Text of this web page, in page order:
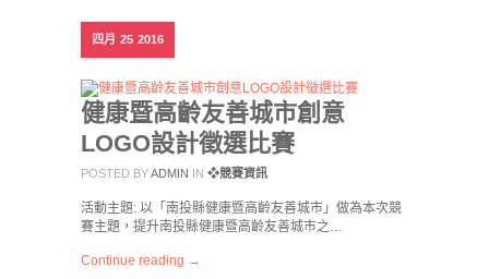
四月 25 2016
健康暨高齡友善城市創意
LOGO設計徵選比賽
POSTED BYADMIN IN ❖競賽資訊
活動主題: 以「南投縣健康暨高齡友善城市」做為本次競
賽主題，提升南投縣健康暨高齡友善城市之…
Continue reading →